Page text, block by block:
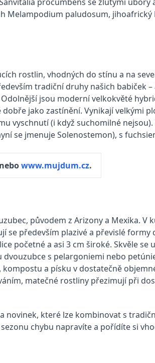
Melampodium paludosum,
rostlin, vhodných do stínu a na
tradiční druhy našich babiček
jsou moderní velkokvěté
jako zastínění. Vynikají velkými
vyschnutí (i když suchomilné
se jmenuje Solenostemon), s
www.mujdum.cz.
původem z Arizony a Mexika. V
především plazivé a převislé formy
početné a asi 3 cm široké. Skvěle se
s pelargoniemi nebo
a písku v dostatečně
matečné rostliny přezimují při
které lze kombinovat s
chybu napravíte a pořídíte si